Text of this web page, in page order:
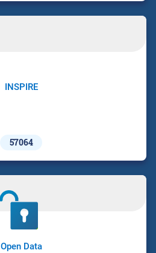
INSPIRE
57064
Open Data